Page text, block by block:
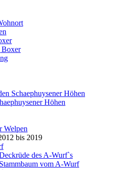
Boxer
Schaephuysener Höhen
Höhen
Welpen
bis 2019
des A-Wurf`s
Stammbaum vom A-Wurf